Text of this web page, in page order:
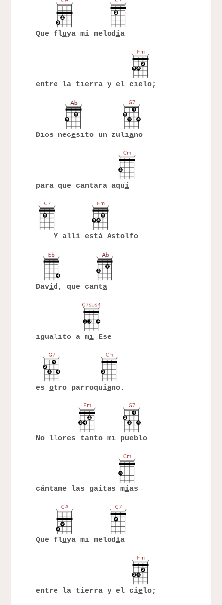
Que fluya mi melodía
entre la tierra y el cielo;
Dios necesito un zuliano
para que cantara aquí
Y allí estáAstolfo
David, que canta
igualito a miEse
es otro parroquiano.
No llores tanto mi pueblo
cántame las gaitas mías
Que fluya mi melodía
entre la tierra y el cielo;